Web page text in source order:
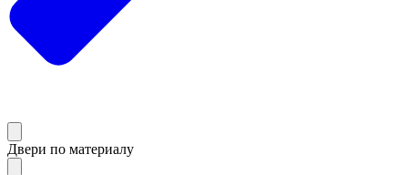
Двери по материалу